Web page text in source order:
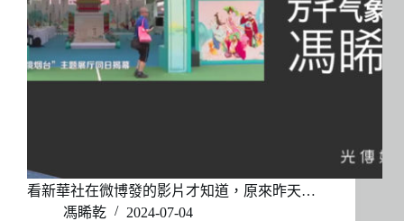
看新華社在微博發的影片才知道，原來昨天…
馮睎乾
2024-07-04